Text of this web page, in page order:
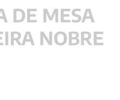
DE MESA
NOBRE